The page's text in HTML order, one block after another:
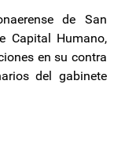
de San
Capital Humano,
en su contra
del gabinete